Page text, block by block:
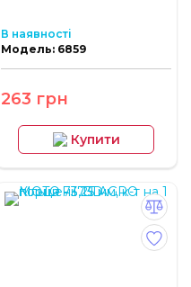
В наявності
Модель: 6859
263 грн
Купити